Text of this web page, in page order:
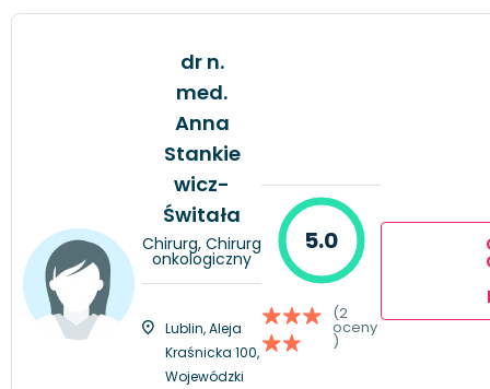
dr n.
med.
Anna
Stankie
wicz-
Świtała
Chirurg, Chirurg
onkologiczny
Lublin, Aleja
Kraśnicka 100,
Wojewódzki
5.0
(2
oceny
)